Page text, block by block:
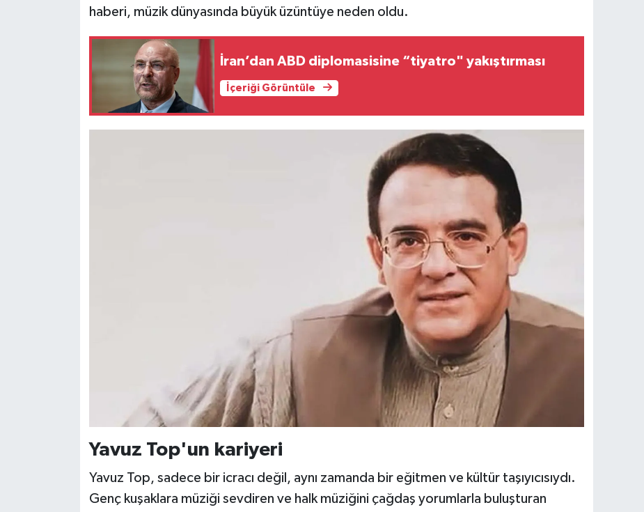
haberi, müzik dünyasında büyük üzüntüye neden oldu.
İran’dan ABD diplomasisine “tiyatro" yakıştırması
İçeriği Görüntüle
Yavuz Top'un kariyeri
Yavuz Top, sadece bir icracı değil, aynı zamanda bir eğitmen ve kültür taşıyıcısıydı.
Genç kuşaklara müziği sevdiren ve halk müziğini çağdaş yorumlarla buluşturan